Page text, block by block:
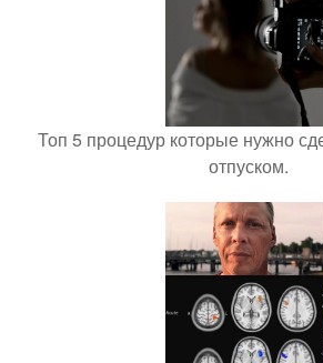
Топ 5 процедур которые нужно
отпуском.